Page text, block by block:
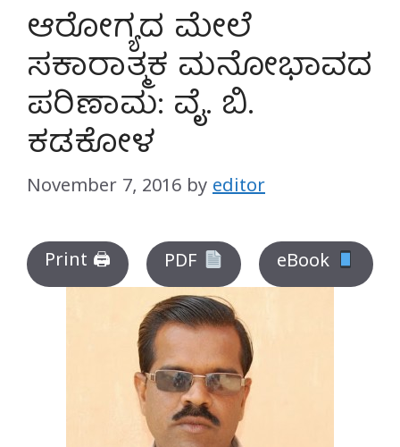
ಆರೋಗ್ಯದ ಮೇಲೆ
ಸಕಾರಾತ್ಮಕ ಮನೋಭಾವದ
ಪರಿಣಾಮ: ವೈ. ಬಿ.
ಕಡಕೋಳ
November 7, 2016 by editor
Print 🖨 PDF eBook